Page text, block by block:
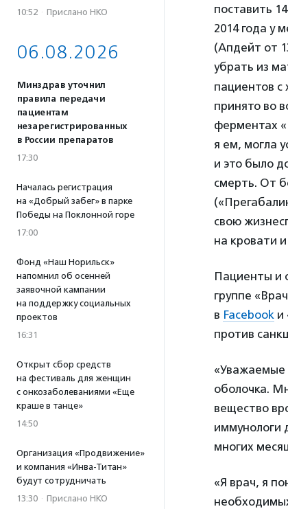
10:52 · Прислано НКО
06.08.2026
Минздрав уточнил
правила передачи
пациентам
незарегистрированных
в России препаратов
17:30
Началась регистрация
на «Добрый забег» в парке
Победы на Поклонной горе
17:00
Фонд «Наш Норильск»
напомнил об осенней
заявочной кампании
на поддержку социальных
проектов
16:31
Открыт сбор средств
на фестиваль для женщин
с онкозаболеваниями «Еще
краше в танце»
14:50
Организация «Продвижение»
и компания «Инва-Титан»
будут сотрудничать
13:30 · Прислано НКО
поставить
2014 года у
(Апдейт от
убрать из
пациентов с
принято во
ферментах
я ем, могла
и это было
смерть. От
свою
на кровати
Пациенты и
группе
в Facebook и
против
«Уважаемые
оболочка.
вещество
иммунологи
многих
«Я врач, я